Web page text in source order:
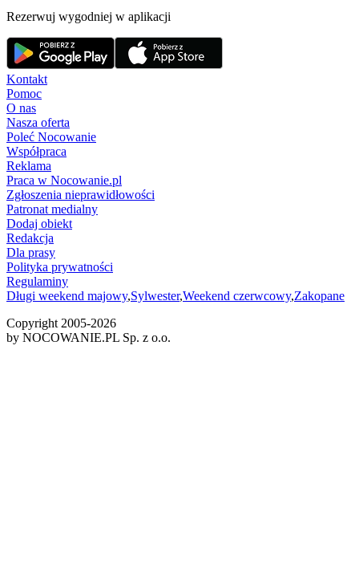
Rezerwuj wygodniej w aplikacji
Kontakt
Pomoc
O nas
Nasza oferta
Poleć Nocowanie
Współpraca
Reklama
Praca w Nocowanie.pl
Zgłoszenia nieprawidłowości
Patronat medialny
Dodaj obiekt
Redakcja
Dla prasy
Polityka prywatności
Regulaminy
Długi weekend majowy,Sylwester,Weekend czerwcowy,Zakopane
Copyright 2005-2026
by NOCOWANIE.PL Sp. z o.o.